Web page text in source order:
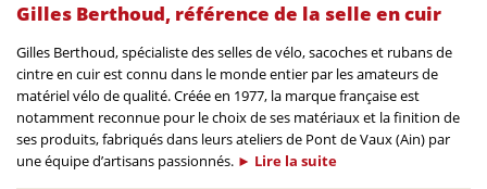
Gilles Berthoud, référence de la selle en cuir
Gilles Berthoud, spécialiste des selles de vélo, sacoches et rubans de
cintre en cuir est connu dans le monde entier par les amateurs de
matériel vélo de qualité. Créée en 1977, la marque française est
notamment reconnue pour le choix de ses matériaux et la finition de
ses produits, fabriqués dans leurs ateliers de Pont de Vaux (Ain) par
une équipe d’artisans passionnés. ► Lire la suite